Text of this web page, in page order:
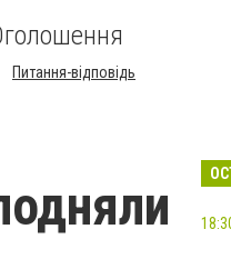
Питання-відповідь